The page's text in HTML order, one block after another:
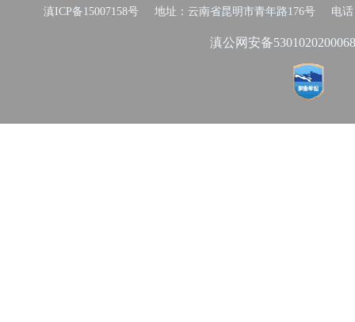
滇ICP备15007158号 地址：云南省昆明市青年路176号 电话
滇公网安备